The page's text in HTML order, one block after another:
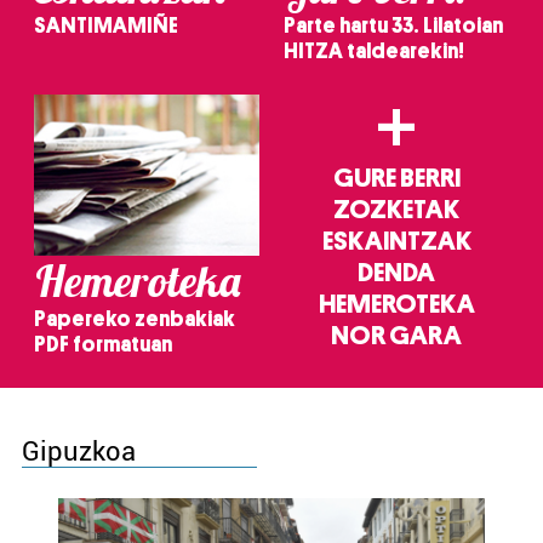
SANTIMAMIÑE
Parte hartu 33. Lilatoian
HITZA taldearekin!
Hemeroteka
Papereko zenbakiak
PDF formatuan
+
GURE BERRI
ZOZKETAK
ESKAINTZAK
DENDA
HEMEROTEKA
NOR GARA
Gipuzkoa